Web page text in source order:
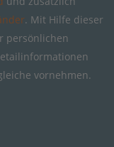
. Mit Hilfe dieser
persönlichen
vornehmen.